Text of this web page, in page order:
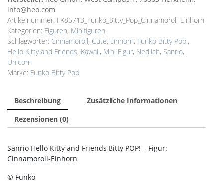
Friends
Bitty
POP!Cinnamoroll-
Einhorn
Menge
info@heo.com
Artikelnummer: FK85713_Funko_Bitty_Pop_Cinnamoroll-Einhorn
Kategorien: Figuren, Minifiguren
Schlagwörter: Cinnamoroll, Cute, Einhorn, Funko Bitty Pop!,
Hello Kitty and Friends, Kawaii, Mini Figur, Nedlich, Sanrio,
Unicorn
Marke: Funko Bitty Pop
Beschreibung
Zusätzliche Informationen
Rezensionen (0)
Sanrio Hello Kitty and Friends Bitty POP! – Figur:
Cinnamoroll-Einhorn
© Funko